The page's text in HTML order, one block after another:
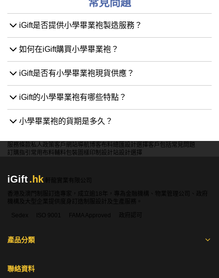
iGift是否提供小學畢業袍製造服務？
如何在iGift購買小學畢業袍？
iGift是否有小學畢業袍現貨供應？
iGift的小學畢業袍有哪些特點？
小學畢業袍的貨期是多久？
服務條款私人政策客戶 網站導航博客布料總匯設計選擇客戶包括常見問題
訂購指引 常用布料輔料包裝 圖樣印制 設計站設計選擇
iGift.hk
軒龍實業有限公司
香港及澳門制服訂造專家，成立逾18年，專為金融機構、物業管理公司、政府
機構及大型企業提供度身訂造制服設計及生產服務。
Sedex
ISO 9001 FAMA Approved 政府認可
產品分類
聯絡資料